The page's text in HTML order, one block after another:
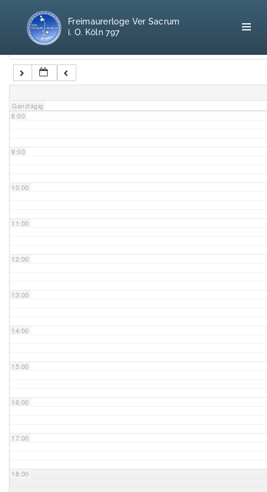
100 F.A.Q.
Unser Bijou
VS-Intern
Freimaurerloge Ver Sacrum
i. O. Köln 797
Kategorien
Ganztägig
7:00
8:00
9:00
10:00
11:00
12:00
13:00
14:00
15:00
16:00
17:00
18:00